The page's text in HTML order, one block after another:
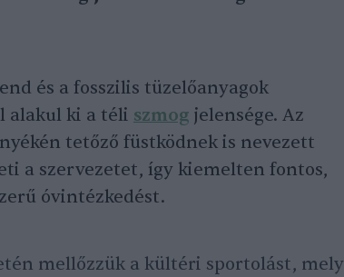
és a fosszilis tüzelőanyagok
alakul ki a téli szmog jelensége. Az
tetőző füstködnek is nevezett
a szervezetet, így kiemelten fontos,
óvintézkedést.
mellőzzük a kültéri sportolást, mely